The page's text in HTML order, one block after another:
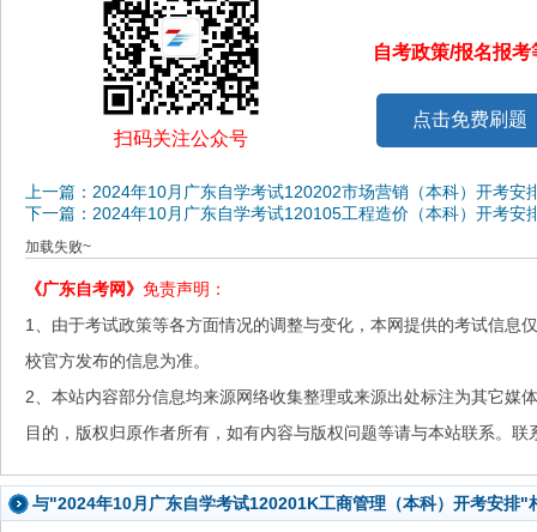
扫码关注公众号
自考政策/报名报
点击免费刷题
上一篇：2024年10月广东自学考试120202市场营销（本科）开考安
下一篇：2024年10月广东自学考试120105工程造价（本科）开考安
加载失败~
《广东自考网》 免责声明：
1、由于考试政策等各方面情况的调整与变化，本网提供的考试信息
校官方发布的信息为准。
2、本站内容部分信息均来源网络收集整理或来源出处标注为其它媒
目的，版权归原作者所有，如有内容与版权问题等请与本站联系。
与"2024年10月广东自学考试120201K工商管理（本科）开考安排"